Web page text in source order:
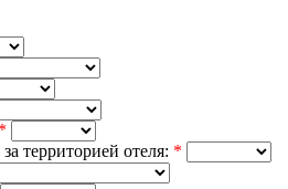
*
территорией отеля: *